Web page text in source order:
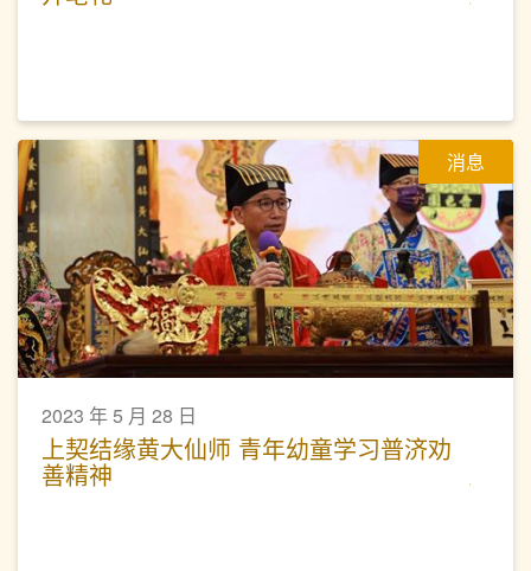
消息
2023 年 5 月 28 日
上契结缘黄大仙师 青年幼童学习普济劝
善精神